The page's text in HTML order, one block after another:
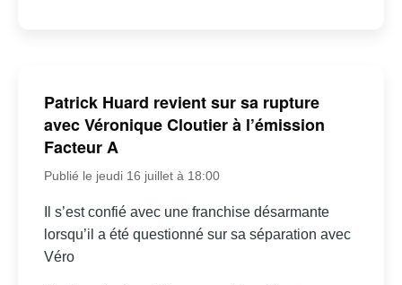
Patrick Huard revient sur sa rupture
avec Véronique Cloutier à l’émission
Facteur A
Publié le jeudi 16 juillet à 18:00
Il s’est confié avec une franchise désarmante
lorsqu’il a été questionné sur sa séparation avec
Véro